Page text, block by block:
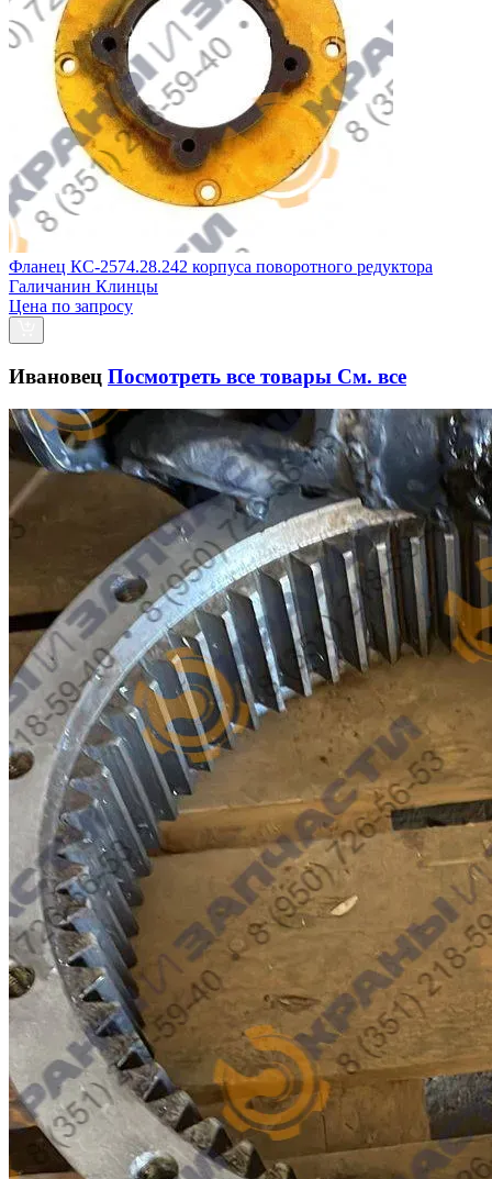
Фланец КС-2574.28.242 корпуса поворотного редуктора
Галичанин Клинцы
Цена по запросу
Ивановец Посмотреть все товары См. все